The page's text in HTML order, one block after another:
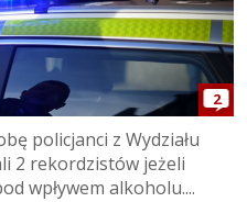
2
policjanci z Wydziału
2 rekordzistów jeżeli
wpływem alkoholu....